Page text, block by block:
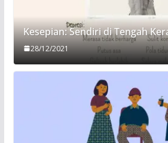
Kesepian: Sendiri di Tengah
28/12/2021